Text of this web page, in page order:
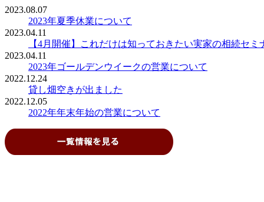
2023.08.07
2023年夏季休業について
2023.04.11
【4月開催】これだけは知っておきたい実家の相続セミ
2023.04.11
2023年ゴールデンウイークの営業について
2022.12.24
貸し畑空きが出ました
2022.12.05
2022年年末年始の営業について